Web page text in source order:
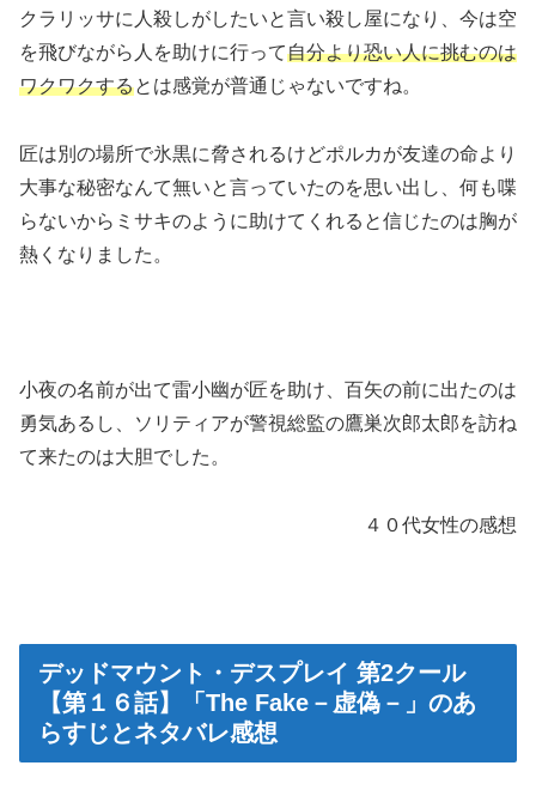
クラリッサに人殺しがしたいと言い殺し屋になり、今は空
を飛びながら人を助けに行って自分より恐い人に挑むのは
ワクワクするとは感覚が普通じゃないですね。
匠は別の場所で氷黒に脅されるけどポルカが友達の命より
大事な秘密なんて無いと言っていたのを思い出し、何も喋
らないからミサキのように助けてくれると信じたのは胸が
熱くなりました。
小夜の名前が出て雷小幽が匠を助け、百矢の前に出たのは
勇気あるし、ソリティアが警視総監の鷹巣次郎太郎を訪ね
て来たのは大胆でした。
４０代女性の感想
デッドマウント・デスプレイ 第2クール
【第１６話】「The Fake－虚偽－」のあ
らすじとネタバレ感想